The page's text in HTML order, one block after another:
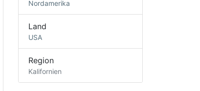
Nordamerika
Land
USA
Region
Kalifornien